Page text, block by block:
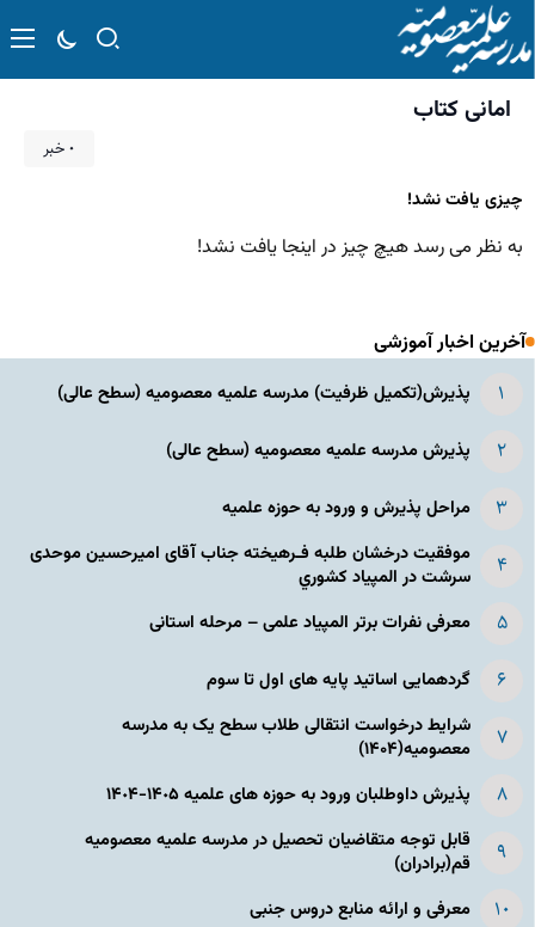
امانی کتاب
۰ خبر
چیزی یافت نشد!
به نظر می رسد هیچ چیز در اینجا یافت نشد!
آخرین اخبار آموزشی
پذیرش(تکمیل ظرفیت) مدرسه علمیه معصومیه‌ (سطح عالی)
پذیرش مدرسه علمیه معصومیه‌ (سطح عالی)
مراحل پذیرش و ورود به حوزه علمیه
موفقیت درخشان طلبه فـرهیخته جناب آقای امیرحسین موحدی
سرشت در المپياد كشوري
معرفی نفرات برتر المپیاد علمی – مرحله استانی
گردهمایی اساتید پایه های اول تا سوم
شرایط درخواست انتقالی طلاب سطح یک به مدرسه
معصومیه(۱۴۰۴)
پذیرش داوطلبان ورود به حوزه های علمیه ١۴٠۵-١۴٠۴
قابل توجه متقاضیان تحصیل در مدرسه علمیه معصومیه
قم(برادران)
معرفی و ارائه منابع دروس جنبی